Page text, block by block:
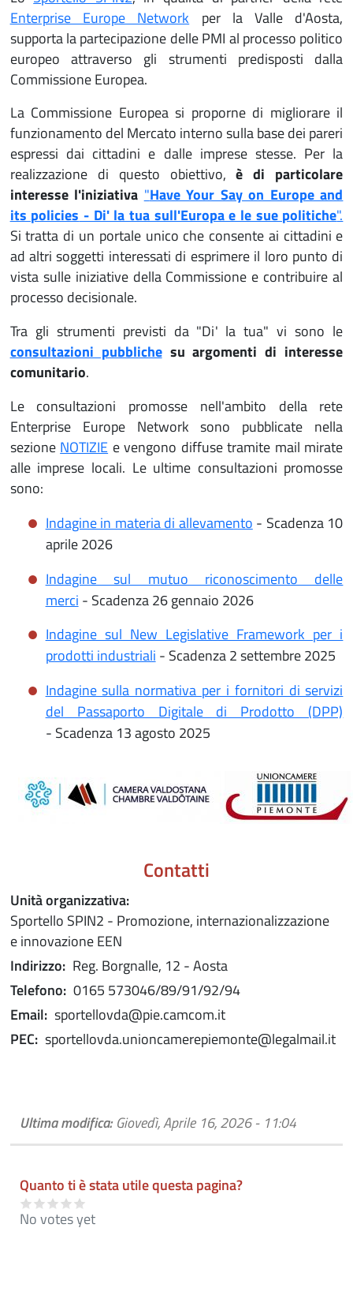
Enterprise Europe Network per la Valle d'Aosta,
supporta la partecipazione delle PMI al processo politico
europeo attraverso gli strumenti predisposti dalla
Commissione Europea.
La Commissione Europea si proporne di migliorare il
funzionamento del Mercato interno sulla base dei pareri
espressi dai cittadini e dalle imprese stesse. Per la
realizzazione di questo obiettivo,è di particolare
interesse l'iniziativa "Have Your Say on Europe and
its policies - Di' la tua sull'Europa e le sue politiche".
Si tratta di un portale unico che consente ai cittadini e
ad altri soggetti interessati di esprimere il loro punto di
vista sulle iniziative della Commissione e contribuire al
processo decisionale.
Tra gli strumenti previsti da "Di' la tua" vi sono le
consultazioni pubblichesu argomenti di interesse
comunitario.
Le consultazioni promosse nell'ambito della rete
Enterprise Europe Network sono pubblicate nella
sezione NOTIZIE e vengono diffuse tramite mail mirate
alle imprese locali. Le ultime consultazioni promosse
sono:
Indagine in materia di allevamento - Scadenza 10
aprile 2026
Indagine sul mutuo riconoscimento delle
merci - Scadenza 26 gennaio 2026
Indagine sul New Legislative Framework per i
prodotti industriali - Scadenza 2 settembre 2025
Indagine sulla normativa per i fornitori di servizi
del Passaporto Digitale di Prodotto (DPP)
- Scadenza 13 agosto 2025
Contatti
Unità organizzativa:
Sportello SPIN2 - Promozione, internazionalizzazione
e innovazione EEN
Indirizzo: Reg. Borgnalle, 12 - Aosta
Telefono: 0165 573046/89/91/92/94
Email: sportellovda@pie.camcom.it
PEC: sportellovda.unioncamerepiemonte@legalmail.it
Ultima modifica: Giovedì, Aprile 16, 2026 - 11:04
Quanto ti è stata utile questa pagina?
No votes yet